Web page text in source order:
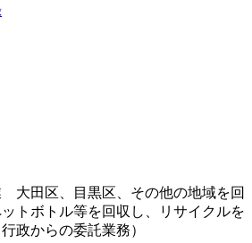
大田区、目黒区、その他の地域を回
トボトル等を回収し、リサイクルを
政からの委託業務）